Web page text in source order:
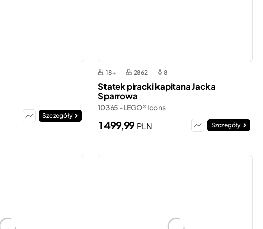
Szczegóły
18+ 2862 8
Statek piracki kapitana Jacka
Sparrowa
10365 - LEGO® Icons
1 499,99 PLN Szczegóły